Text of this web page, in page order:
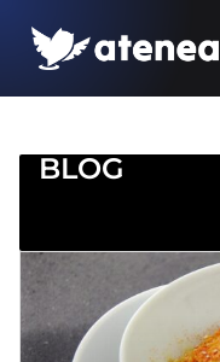
BLOG